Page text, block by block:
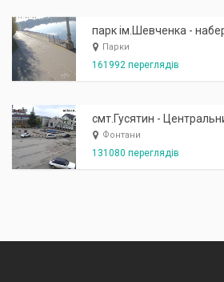
Парки
161992 переглядів
Фонтани
131080 переглядів